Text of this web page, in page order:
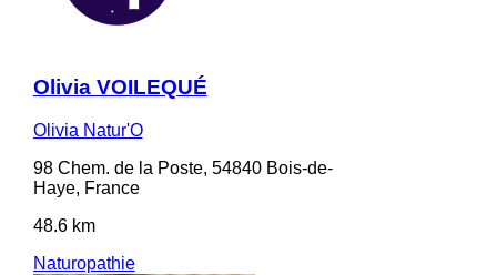
Olivia VOILEQUÉ
Olivia Natur'O
98 Chem. de la Poste, 54840 Bois-de-
Haye, France
48.6 km
Naturopathie